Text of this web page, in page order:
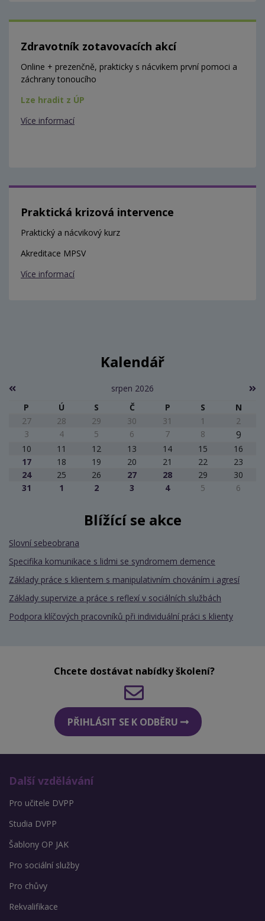
Zdravotník zotavovacích akcí
Online + prezenčně, prakticky s nácvikem první pomoci a
záchrany tonoucího
Lze hradit z ÚP
Více informací
Praktická krizová intervence
Praktický a nácvikový kurz
Akreditace MPSV
Více informací
Kalendář
srpen 2026
P
Ú S Č P S
N
27
28 29 30 31 1
2
3
4 5 6 7 8 9
10 11 12 13 14 15
16
17
18 19 20 21 22
23
24
25 26 27 28 29
30
31
1 2 3 4 5 6
Blížící se akce
Slovní sebeobrana
Specifika komunikace s lidmi se syndromem demence
Základy práce s klientem s manipulativním chováním i agresí
Základy supervize a práce s reflexí v sociálních službách
Podpora klíčových pracovníků při individuální práci s klienty
Chcete dostávat nabídky školení?
PŘIHLÁSIT SE K ODBĚRU
Další vzdělávání
Pro učitele DVPP
Studia DVPP
Šablony OP JAK
Pro sociální služby
Pro chůvy
Rekvalifikace